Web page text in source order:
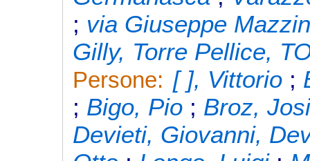
; via Giuseppe
Gilly, Torre Pellice,
Persone: [ ], Vittorio ;
; Bigo, Pio ; Broz,
Devieti, Giovanni,